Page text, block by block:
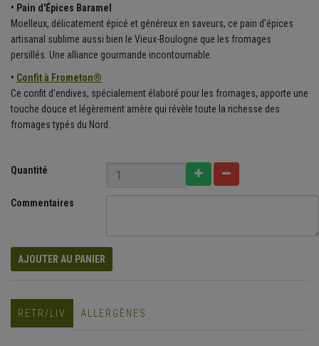
• Pain d'Épices Baramel
Moelleux, délicatement épicé et généreux en saveurs, ce pain d'épices
artisanal sublime aussi bien le Vieux-Boulogne que les fromages
persillés. Une alliance gourmande incontournable.
• Confit à Frometon®
Ce confit d'endives, spécialement élaboré pour les fromages, apporte une
touche douce et légèrement amère qui révèle toute la richesse des
fromages typés du Nord.
Quantité
Commentaires
AJOUTER AU PANIER
RETR/LIV ALLERGÈNES